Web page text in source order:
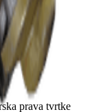
prava tvrtke